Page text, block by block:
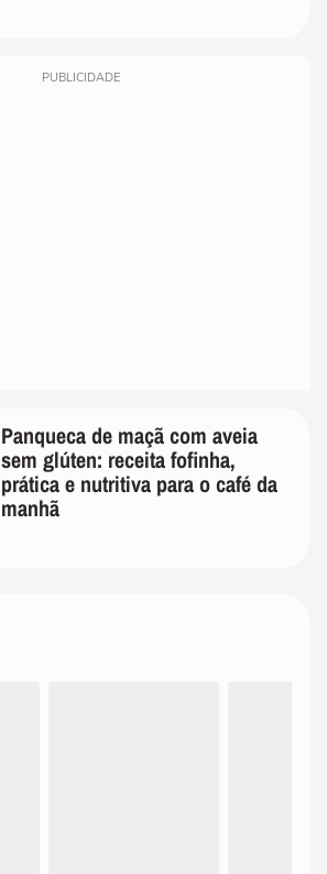
PUBLICIDADE
Panqueca de maçã com aveia
sem glúten: receita fofinha,
prática e nutritiva para o café da
manhã